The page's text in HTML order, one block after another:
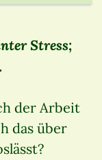
Stress;
der Arbeit
das über